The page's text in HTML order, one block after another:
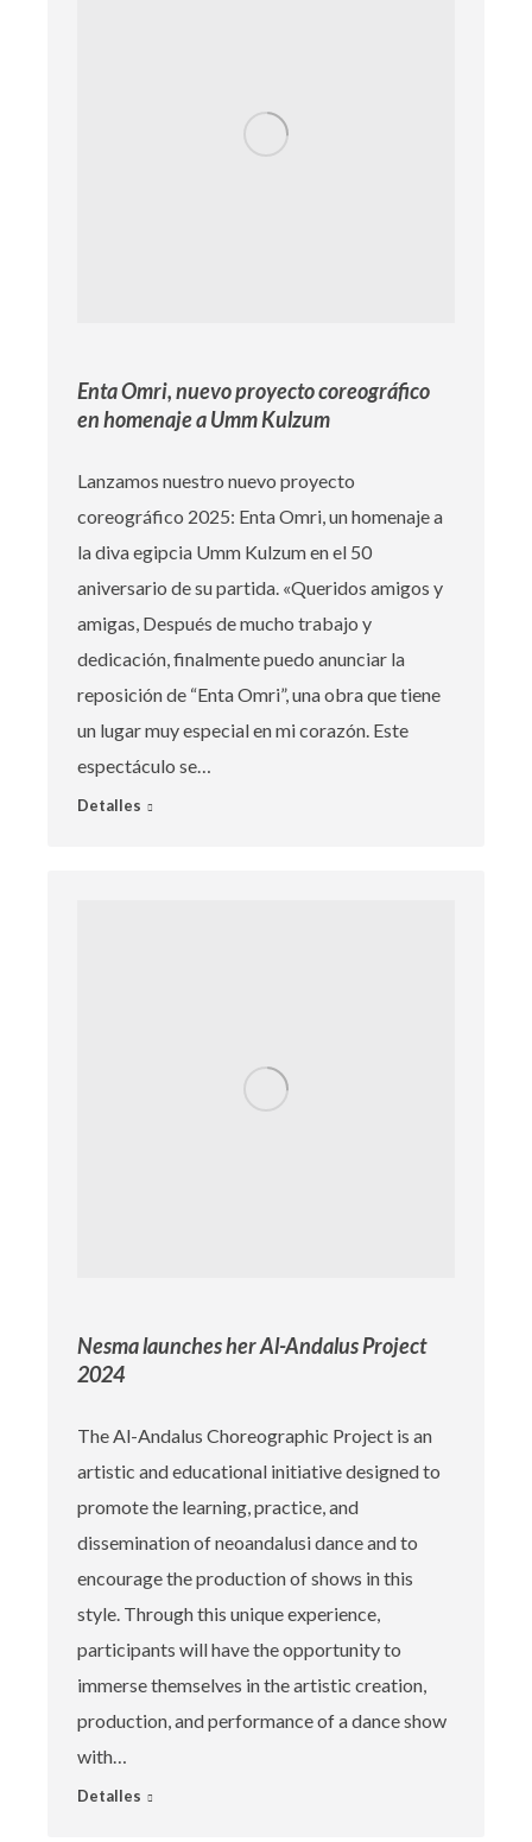
Enta Omri, nuevo proyecto coreográfico
en homenaje a Umm Kulzum
Lanzamos nuestro nuevo proyecto
coreográfico 2025: Enta Omri, un homenaje a
la diva egipcia Umm Kulzum en el 50
aniversario de su partida. «Queridos amigos y
amigas, Después de mucho trabajo y
dedicación, finalmente puedo anunciar la
reposición de “Enta Omri”, una obra que tiene
un lugar muy especial en mi corazón. Este
espectáculo se…
Detalles
Nesma launches her Al-Andalus Project
2024
The Al-Andalus Choreographic Project is an
artistic and educational initiative designed to
promote the learning, practice, and
dissemination of neoandalusi dance and to
encourage the production of shows in this
style. Through this unique experience,
participants will have the opportunity to
immerse themselves in the artistic creation,
production, and performance of a dance show
with…
Detalles